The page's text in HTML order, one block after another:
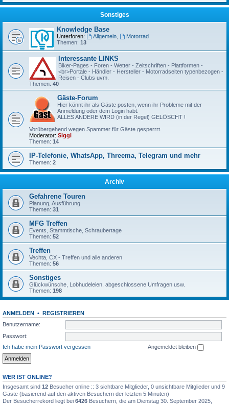
Sonstiges
Knowledge Base
Unterforen: Allgemein,
Motorrad
Themen: 13
Interessante LINKS
Biker-Pages - Foren - Wetter - Zeitschriften - Plattformen -
<br>Portale - Händler - Hersteller - Motorradseiten typenbezogen -
Reisen - Clubs uvm.
Themen: 40
Gäste-Forum
Hier könnt ihr als Gäste posten, wenn ihr Probleme mit der
Anmeldung oder dem Login habt.
ALLES ANDERE WIRD (in der Regel) GELÖSCHT !
Vorübergehend wegen Spammer für Gäste gesperrrt.
Moderator: Siggi
Themen: 14
IP-Telefonie, WhatsApp, Threema, Telegram und mehr
Themen: 2
Archiv
Gefahrene Touren
Planung, Ausführung
Themen: 31
MFG Treffen
Events, Stammtische, Schraubertage
Themen: 52
Treffen
Vechta, CX - Treffen und alle anderen
Themen: 56
Sonstiges
Glückwünsche, Lobhudeleien, abgeschlossene Umfragen usw.
Themen: 198
ANMELDEN • REGISTRIEREN
Benutzername:
Passwort:
Ich habe mein Passwort vergessen
Angemeldet bleiben
WER IST ONLINE?
Insgesamt sind 12 Besucher online :: 3 sichtbare Mitglieder, 0 unsichtbare Mitglieder und 9
Gäste (basierend auf den aktiven Besuchern der letzten 5 Minuten)
Der Besucherrekord liegt bei 6426 Besuchern, die am Dienstag 30. September 2025,